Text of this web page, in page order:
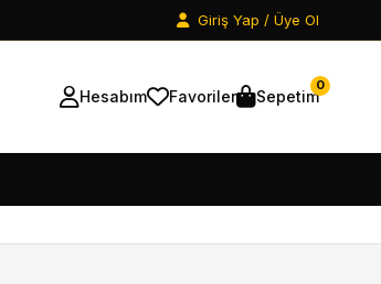
Giriş Yap / Üye Ol
Hesabım Favoriler Sepetim
0